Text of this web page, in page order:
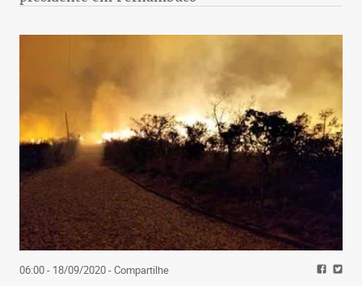
06:00 - 18/09/2020- Compartilhe